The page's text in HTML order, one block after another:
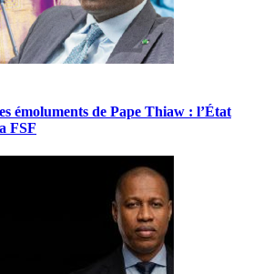
émoluments de Pape Thiaw : l’État
FSF